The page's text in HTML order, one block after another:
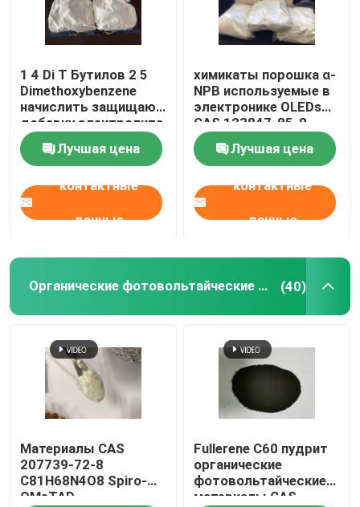
1 4 Di T Бутилов 2 5
Dimethoxybenzene
начислить защищают
добавку электролита
Лучшая цена
контактные
данные
химикаты порошка α-
NPB используемые в
электронике OLEDs
CAS 123847-85-8
Лучшая цена
контактные
данные
Органические фотовольтайческие материалы (40)
Материалы CAS
207739-72-8
C81H68N4O8 Spiro-
OMeTAD
Fullerene C60 пудрит
органические
фотовольтайческие
материалы CAS